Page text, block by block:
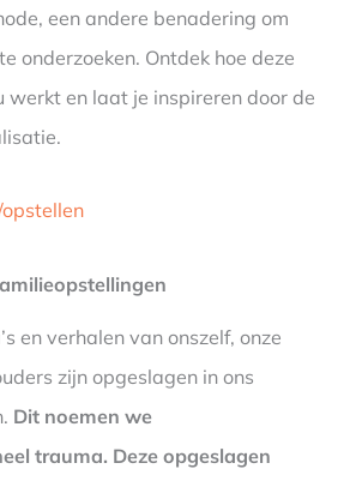
een andere benadering om
onderzoeken. Ontdek hoe deze
werkt en laat je inspireren door de
en verhalen van onszelf, onze
zijn opgeslagen in ons
Dit noemen we
trauma. Deze opgeslagen